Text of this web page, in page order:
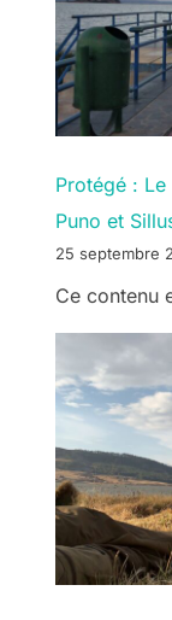
Protégé :
Puno et
25 septembre
Ce contenu